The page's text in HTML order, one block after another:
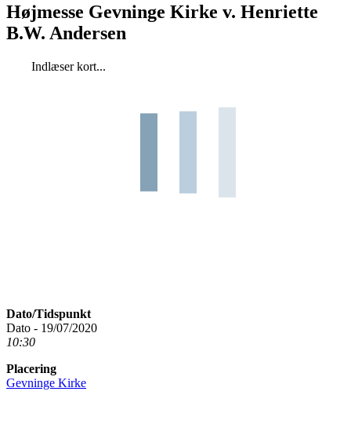
Højmesse Gevninge Kirke v. Henriette
B.W. Andersen
Indlæser kort...
Dato/Tidspunkt
Dato - 19/07/2020
10:30
Placering
Gevninge Kirke